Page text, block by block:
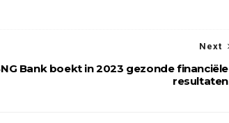
Next
Bank boekt in 2023 gezonde financiële
resultaten